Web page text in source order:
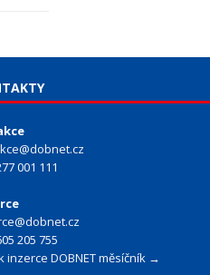
001 111
205 755
inzerce DOBNET měsíčník →